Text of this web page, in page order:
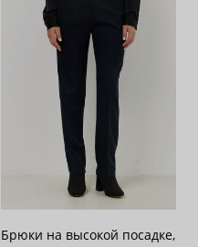
Брюки на высокой посадке,